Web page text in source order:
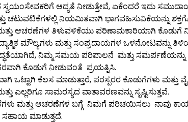
ಸ್ವಯಂಸೇವಕರಿಗೆ ಆದ್ಯತೆ ನೀಡುತ್ತೇವೆ, ಏಕೆಂದರೆ ಇದು
ಚಟುವಟಿಕೆಗಳಲ್ಲಿ ನಿಯಮಿತವಾಗಿ ಭಾಗವಹಿಸುವಿಕೆಯನ್ನು
ಆಚರಣೆಗಳ ತಿಳುವಳಿಕೆಯು ಪರಿಣಾಮಕಾರಿಯಾಗಿ ಕೊಡುಗೆ
ಮೌಲ್ಯಗಳು ಮತ್ತು ಸಂಪ್ರದಾಯಗಳ ಒಳನೋಟವನ್ನು
ನಿಮ್ಮ ಸಮಯ ಪರಿಪಾಲನೆ ಮತ್ತು ಸಮರ್ಪಣೆಯನ್ನು
ಕೊಡುಗೆ ನೀಡುವಂತೆ ಪ್ರಯತ್ನಿಸಿ.
ಒಟ್ಟಾಗಿ ಕೆಲಸ ಮಾಡುತ್ತಾರೆ, ಪರಸ್ಪರರ ಕೊಡುಗೆಗಳು
ಎಲ್ಲರಿಗೂ ಸಾಮರಸ್ಯದ ವಾತಾವರಣವನ್ನು ಸೃಷ್ಟಿಸುತ್ತವೆ.
ಮತ್ತು ಆಚರಣೆಗಳ ಬಗ್ಗೆ ನಿಮಗೆ ಪರಿಚಯಿಸಲು ನಾವು
ಸಹಾಯ ಮಾಡುತ್ತದೆ.